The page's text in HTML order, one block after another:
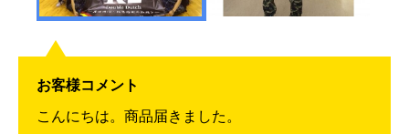
お客様コメント
こんにちは。商品届きました。